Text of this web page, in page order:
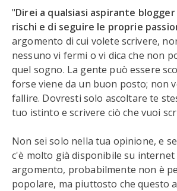
"Direi a qualsiasi aspirante
rischi e di seguire le proprie
argomento di cui volete scrivere,
nessuno vi fermi o vi dica che non
quel sogno. La gente può essere
forse viene da un buon posto; non
fallire. Dovresti solo ascoltare te
tuo istinto e scrivere ciò che vuoi
Non sei solo nella tua opinione, e
c'è molto già disponibile su
argomento, probabilmente non è
popolare, ma piuttosto che questo